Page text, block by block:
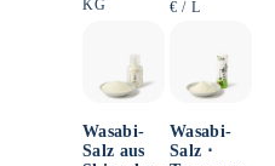
KG
€ / PRO
L
Wasabi-
Salz aus
Wasabi-
Salz ⋅